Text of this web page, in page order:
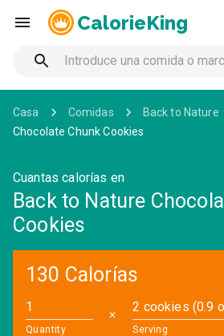
CalorieKing
Casa Comidas Back to Nature
Chocolate Chunk Cookies
Cuantas calorías en
Back to Nature
Cookies
130 Calorías
Quantity
✕
2 cookies (0.9
Serving